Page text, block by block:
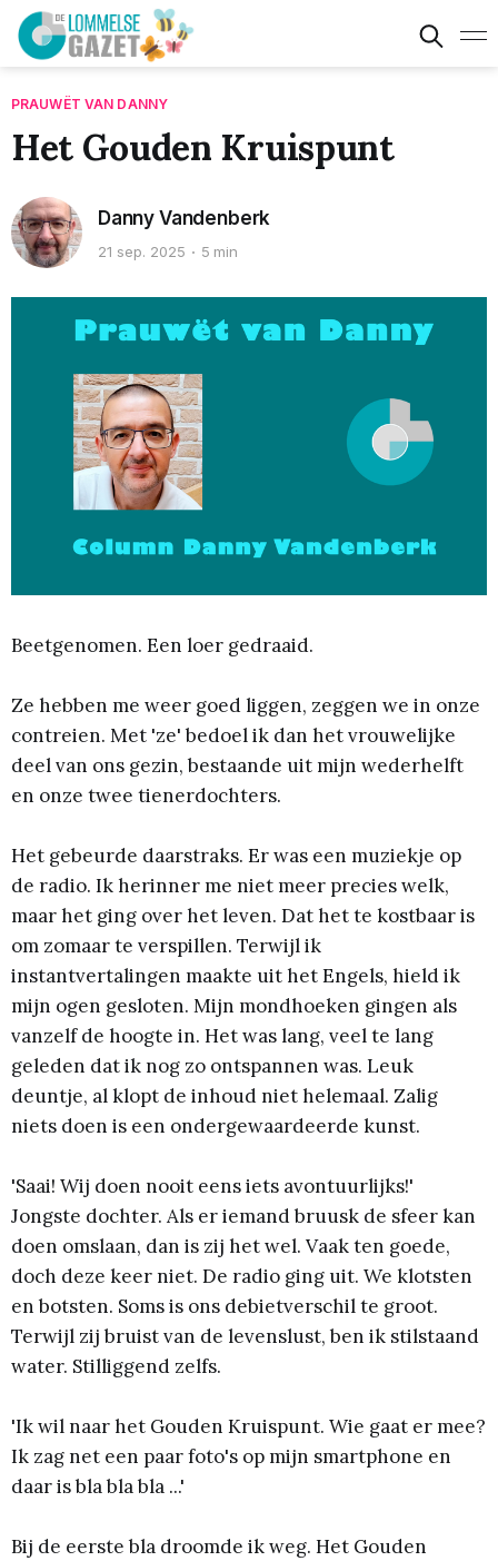
PRAUWËT VAN DANNY
Het Gouden Kruispunt
Danny Vandenberk
21 sep. 2025 5 min
Beetgenomen. Een loer gedraaid.
Ze hebben me weer goed liggen, zeggen we in onze
contreien. Met 'ze' bedoel ik dan het vrouwelijke
deel van ons gezin, bestaande uit mijn wederhelft
en onze twee tienerdochters.
Het gebeurde daarstraks. Er was een muziekje op
de radio. Ik herinner me niet meer precies welk,
maar het ging over het leven. Dat het te kostbaar is
om zomaar te verspillen. Terwijl ik
instantvertalingen maakte uit het Engels, hield ik
mijn ogen gesloten. Mijn mondhoeken gingen als
vanzelf de hoogte in. Het was lang, veel te lang
geleden dat ik nog zo ontspannen was. Leuk
deuntje, al klopt de inhoud niet helemaal. Zalig
niets doen is een ondergewaardeerde kunst.
'Saai! Wij doen nooit eens iets avontuurlijks!'
Jongste dochter. Als er iemand bruusk de sfeer kan
doen omslaan, dan is zij het wel. Vaak ten goede,
doch deze keer niet. De radio ging uit. We klotsten
en botsten. Soms is ons debietverschil te groot.
Terwijl zij bruist van de levenslust, ben ik stilstaand
water. Stilliggend zelfs.
'Ik wil naar het Gouden Kruispunt. Wie gaat er mee?
Ik zag net een paar foto's op mijn smartphone en
daar is bla bla bla ...'
Bij de eerste bla droomde ik weg. Het Gouden